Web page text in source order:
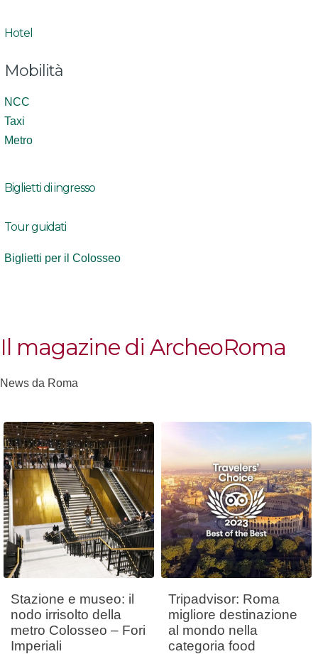
Hotel
Mobilità
NCC
Taxi
Metro
Biglietti di ingresso
Tour guidati
Biglietti per il Colosseo
Il magazine di ArcheoRoma
News da Roma
Stazione e museo: il
nodo irrisolto della
metro Colosseo – Fori
Imperiali
Tripadvisor: Roma
migliore destinazione
al mondo nella
categoria food